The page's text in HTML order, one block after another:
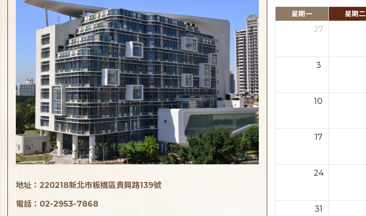
星期一 星期二
27
3
10
17
24
31
地址：220218新北市板橋區貴興路139號
電話：02-2953-7868